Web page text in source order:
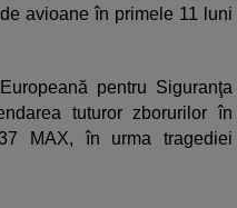
avioane în primele 11 luni
pentru Siguranţa
tuturor zborurilor în
MAX, în urma tragediei